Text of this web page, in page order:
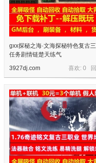
gxx探秘之海·文海探秘特色复古
任务剧情链楚天练气
喜欢: 0
3927dj.com